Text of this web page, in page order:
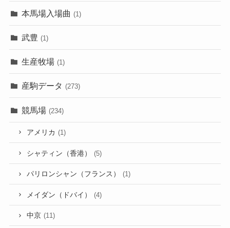
本馬場入場曲 (1)
武豊 (1)
生産牧場 (1)
産駒データ (273)
競馬場 (234)
アメリカ (1)
シャティン（香港） (5)
パリロンシャン（フランス） (1)
メイダン（ドバイ） (4)
中京 (11)